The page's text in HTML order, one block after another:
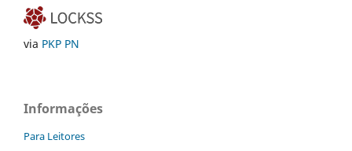
via PKP PN
Informações
Para Leitores